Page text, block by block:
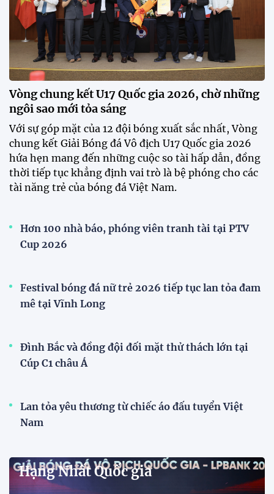
Khai mạc chương trình tuyển sinh, phát hiện tài
năng bóng đá nữ
ĐKVĐ Cúp Quốc gia chiêu mộ sao trẻ của ĐT Việt
Nam
Đình Bắc cùng dàn sao CAHN "thắng lớn" tại
V.League Awards 2026
Loạt cầu thủ U19 Việt Nam thi tốt nghiệp THPT
Đình Bắc cùng dàn sao CAHN "thắng lớn" tại
V.League Awards 2026
an Hà Nội được xướng tên ở hàng loạt hạng mục
quan trọng tại V.League Awards 2026 sau mùa giải